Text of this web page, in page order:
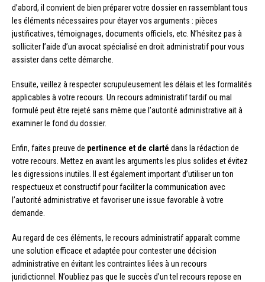
d’abord, il convient de bien préparer votre dossier en rassemblant tous
les éléments nécessaires pour étayer vos arguments : pièces
justificatives, témoignages, documents officiels, etc. N’hésitez pas à
solliciter l’aide d’un avocat spécialisé en droit administratif pour vous
assister dans cette démarche.
Ensuite, veillez à respecter scrupuleusement les délais et les formalités
applicables à votre recours. Un recours administratif tardif ou mal
formulé peut être rejeté sans même que l’autorité administrative ait à
examiner le fond du dossier.
Enfin, faites preuve de pertinence et de clarté dans la rédaction de
votre recours. Mettez en avant les arguments les plus solides et évitez
les digressions inutiles. Il est également important d’utiliser un ton
respectueux et constructif pour faciliter la communication avec
l’autorité administrative et favoriser une issue favorable à votre
demande.
Au regard de ces éléments, le recours administratif apparaît comme
une solution efficace et adaptée pour contester une décision
administrative en évitant les contraintes liées à un recours
juridictionnel. N’oubliez pas que le succès d’un tel recours repose en